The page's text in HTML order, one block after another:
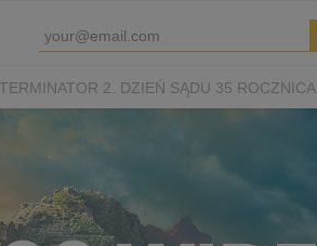
TERMINATOR 2. DZIEŃ SĄDU 35 ROCZNICA
NA ŚWIĘTA